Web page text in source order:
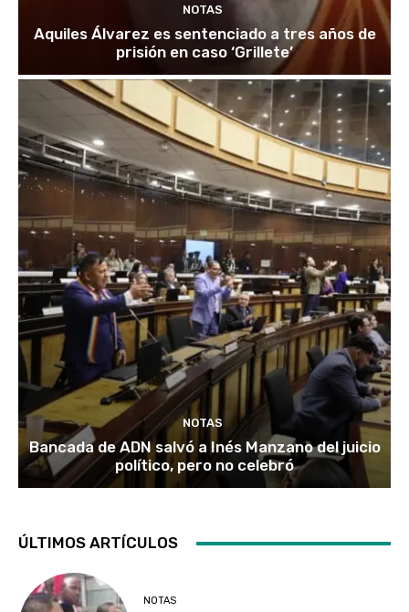
NOTAS
Aquiles Álvarez es sentenciado a tres años de
prisión en caso ‘Grillete’
NOTAS
Bancada de ADN salvó a Inés Manzano del juicio
político, pero no celebró
ÚLTIMOS ARTÍCULOS
NOTAS